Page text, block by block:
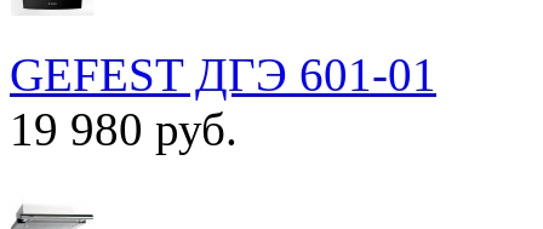
GEFEST ДГЭ 601-01
19 980 руб.